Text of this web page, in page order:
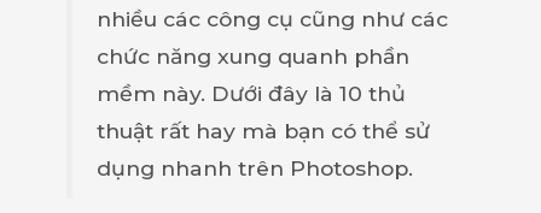
nhiều các công cụ cũng như các
chức năng xung quanh phần
mềm này. Dưới đây là 10 thủ
thuật rất hay mà bạn có thể sử
dụng nhanh trên Photoshop.